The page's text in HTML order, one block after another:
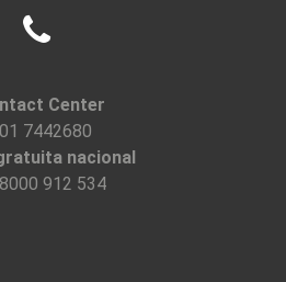
Center
7442680
nacional
912 534